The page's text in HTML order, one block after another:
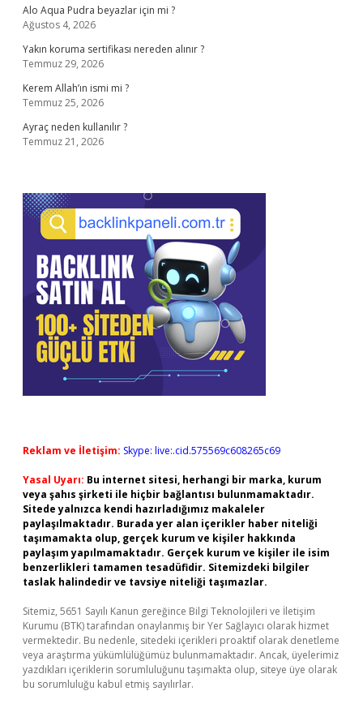
Alo Aqua Pudra beyazlar için mi ?
Ağustos 4, 2026
Yakın koruma sertifikası nereden alınır ?
Temmuz 29, 2026
Kerem Allah’ın ismi mi ?
Temmuz 25, 2026
Ayraç neden kullanılır ?
Temmuz 21, 2026
Reklam ve İletişim: Skype: live:.cid.575569c608265c69
Yasal Uyarı: Bu internet sitesi, herhangi bir marka, kurum
veya şahıs şirketi ile hiçbir bağlantısı bulunmamaktadır.
Sitede yalnızca kendi hazırladığımız makaleler
paylaşılmaktadır. Burada yer alan içerikler haber niteliği
taşımamakta olup, gerçek kurum ve kişiler hakkında
paylaşım yapılmamaktadır. Gerçek kurum ve kişiler ile isim
benzerlikleri tamamen tesadüfidir. Sitemizdeki bilgiler
taslak halindedir ve tavsiye niteliği taşımazlar.
Sitemiz, 5651 Sayılı Kanun gereğince Bilgi Teknolojileri ve İletişim
Kurumu (BTK) tarafından onaylanmış bir Yer Sağlayıcı olarak hizmet
vermektedir. Bu nedenle, sitedeki içerikleri proaktif olarak denetleme
veya araştırma yükümlülüğümüz bulunmamaktadır. Ancak, üyelerimiz
yazdıkları içeriklerin sorumluluğunu taşımakta olup, siteye üye olarak
bu sorumluluğu kabul etmiş sayılırlar.